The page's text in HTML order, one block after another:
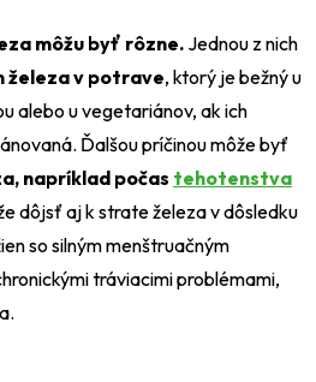
môžu byť rôzne. Jednou z nich
železa v potrave, ktorý je bežný u
alebo u vegetariánov, ak ich
Ďalšou príčinou môže byť
napríklad počas tehotenstva
dôjsť aj k strate železa v dôsledku
so silným menštruačným
tráviacimi problémami,